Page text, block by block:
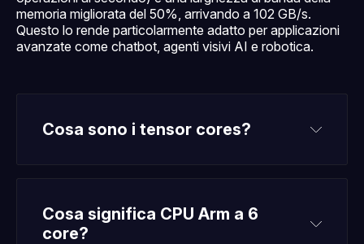
memoria migliorata del 50%, arrivando a 102 GB/s.
Questo lo rende particolarmente adatto per applicazioni
avanzate come chatbot, agenti visivi AI e robotica.
Cosa sono i tensor cores?
Cosa significa CPU Arm a 6
core?